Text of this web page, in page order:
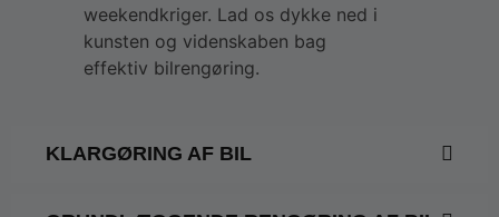
weekendkriger. Lad os dykke ned i
kunsten og videnskaben bag
effektiv bilrengøring.
KLARGØRING AF BIL